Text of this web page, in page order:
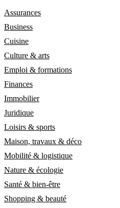
Assurances
Business
Cuisine
Culture & arts
Emploi & formations
Finances
Immobilier
Juridique
Loisirs & sports
Maison, travaux & déco
Mobilité & logistique
Nature & écologie
Santé & bien-être
Shopping & beauté